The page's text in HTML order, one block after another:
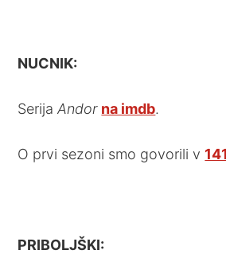
NUCNIK:
SerijaAndor na imdb.
O prvi sezoni smo govorili v
PRIBOLJŠKI: